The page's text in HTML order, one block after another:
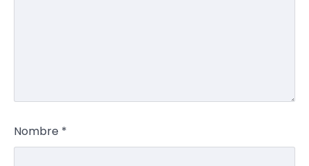
Nombre *